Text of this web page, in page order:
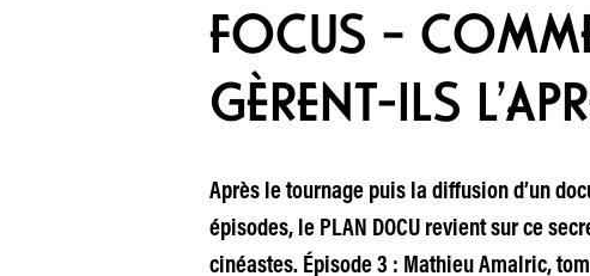
FOCUS –
GÈRENT-ILS
Après le tournage puis la diffusion d’un
épisodes, le PLAN DOCU revient sur ce
cinéastes. Épisode 3 : Mathieu Amalric,